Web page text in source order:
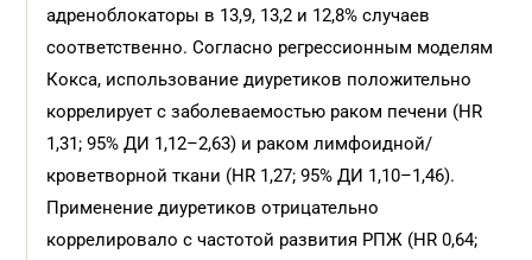
адреноблокаторы в 13,9, 13,2 и 12,8% случаев
соответственно. Согласно регрессионным моделям
Кокса, использование диуретиков положительно
коррелирует с заболеваемостью раком печени (HR
1,31; 95% ДИ 1,12–2,63) и раком лимфоидной/
кроветворной ткани (HR 1,27; 95% ДИ 1,10–1,46).
Применение диуретиков отрицательно
коррелировало с частотой развития РПЖ (HR 0,64;